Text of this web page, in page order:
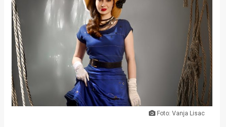
Lifestyle
Fashion
Zdravlje
Za
Foto: Vanja Lisac